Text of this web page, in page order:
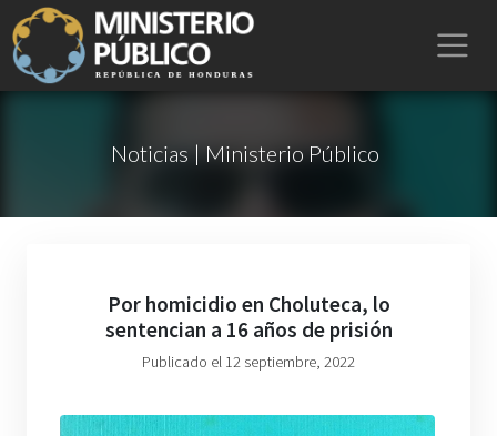
Noticias | Ministerio Público
Por homicidio en Choluteca, lo
sentencian a 16 años de prisión
Publicado el 12 septiembre, 2022